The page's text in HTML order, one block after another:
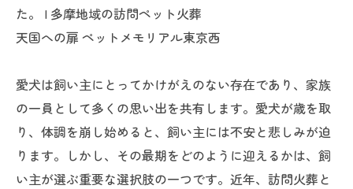
た。 | 多摩地域の訪問ペット火葬
天国への扉 ペットメモリアル東京西
愛犬は飼い主にとってかけがえのない存在であり、家族
の一員として多くの思い出を共有します。愛犬が歳を取
り、体調を崩し始めると、飼い主には不安と悲しみが迫
ります。しかし、その最期をどのように迎えるかは、飼
い主が選ぶ重要な選択肢の一つです。近年、訪問火葬と